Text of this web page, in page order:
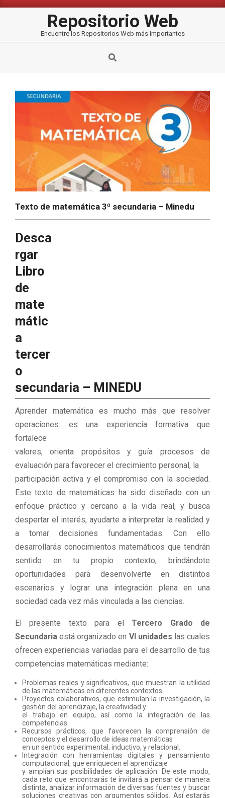
Repositorio Web
Encuentre los Repositorios Web más Importantes
Buscar
Texto de matemática 3º secundaria – Minedu
Desca
rgar
Libro
de
mate
mátic
a
tercer
o
secundaria – MINEDU
Aprender matemática es mucho más que resolver
operaciones: es una experiencia formativa que
fortalece
valores, orienta propósitos y guía procesos de
evaluación para favorecer el crecimiento personal, la
participación activa y el compromiso con la sociedad.
Este texto de matemáticas ha sido diseñado con un
enfoque práctico y cercano a la vida real, y busca
despertar el interés, ayudarte a interpretar la realidad y
a tomar decisiones fundamentadas. Con ello
desarrollarás conocimientos matemáticos que tendrán
sentido en tu propio contexto, brindándote
oportunidades para desenvolverte en distintos
escenarios y lograr una integración plena en una
sociedad cada vez más vinculada a las ciencias.
El presente texto para el
Tercero Grado de
Secundaria está organizado en VI unidades las cuales
ofrecen experiencias variadas para el desarrollo de tus
competencias matemáticas mediante:
Problemas reales y significativos, que muestran la utilidad
de las matemáticas en diferentes contextos.
Proyectos colaborativos, que estimulan la investigación, la
gestión del aprendizaje, la creatividad y
el trabajo en equipo, así como la integración de las
competencias.
Recursos prácticos, que favorecen la comprensión de
conceptos y el desarrollo de ideas matemáticas
en un sentido experimental, inductivo, y relacional.
Integración con herramientas digitales y pensamiento
computacional, que enriquecen el aprendizaje
y amplían sus posibilidades de aplicación. De este modo,
cada reto que encontrarás te invitará a pensar de manera
distinta, analizar información de diversas fuentes y buscar
soluciones creativas con argumentos sólidos. Así estarás